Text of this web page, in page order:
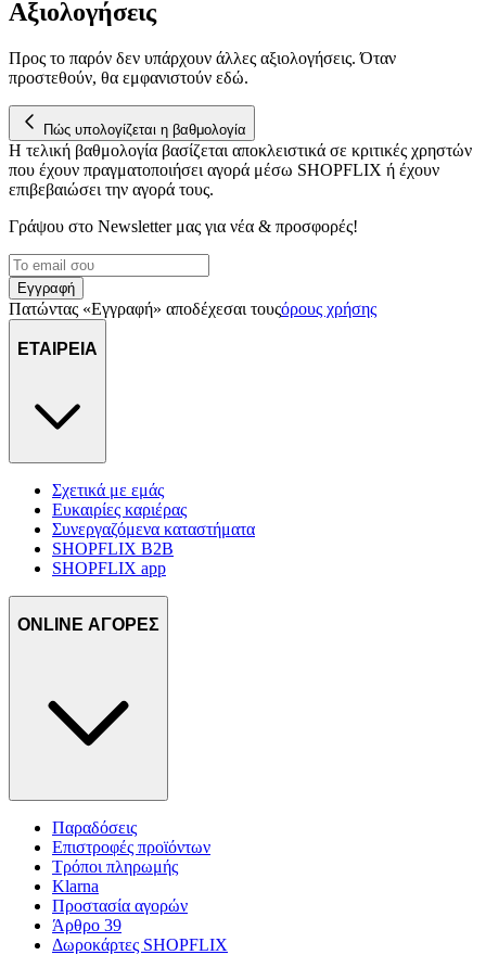
διεύθυνση IP σας, χρησιμοποιώντας τεχνολογία όπως cookies
στη συσκευή σας, με σκοπό την προβολή εξατομικευμένων
διαφημίσεων και περιεχομένου, τις μετρήσεις σχετικά με
διαφημίσεις και περιεχόμενο, την καλύτερη εικόνα του κοινού
μας και την ανάπτυξη προϊόντων. Επίσης, κοινοποιούμε
πληροφορίες σχετικά με την από μέρους σας χρήση της
τοποθεσίας μας στους συνεργάτες μέσων κοινωνικής
δικτύωσης, διαφημίσεων και ανάλυσης.
Αξιολογήσεις
Προς το παρόν δεν υπάρχουν άλλες αξιολογήσεις. Όταν
προστεθούν, θα εμφανιστούν εδώ.
Πώς υπολογίζεται η βαθμολογία
Η τελική βαθμολογία βασίζεται αποκλειστικά σε κριτικές χρηστών
που έχουν πραγματοποιήσει αγορά μέσω SHOPFLIX ή έχουν
επιβεβαιώσει την αγορά τους.
Γράψου στο Νewsletter μας για νέα & προσφορές!
Εγγραφή
Πατώντας «Εγγραφή» αποδέχεσαι τουςόρους χρήσης
ΕΤΑΙΡΕΙΑ
Σχετικά με εμάς
Ευκαιρίες καριέρας
Συνεργαζόμενα καταστήματα
SHOPFLIX B2B
SHOPFLIX app
ONLINE ΑΓΟΡΕΣ
Παραδόσεις
Επιστροφές προϊόντων
Τρόποι πληρωμής
Klarna
Προστασία αγορών
Άρθρο 39
Δωροκάρτες SHOPFLIX